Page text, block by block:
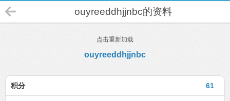
ouyreeddhjjnbc的资料
点击重新加载
ouyreeddhjjnbc
61
积分